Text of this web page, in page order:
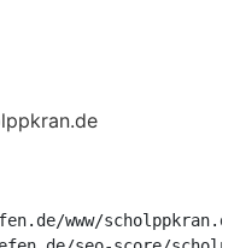
www/